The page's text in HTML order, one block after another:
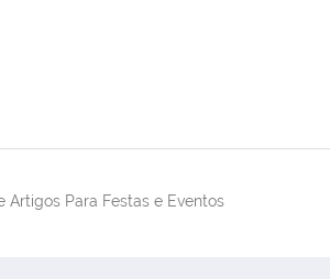
Artigos Para Festas e Eventos